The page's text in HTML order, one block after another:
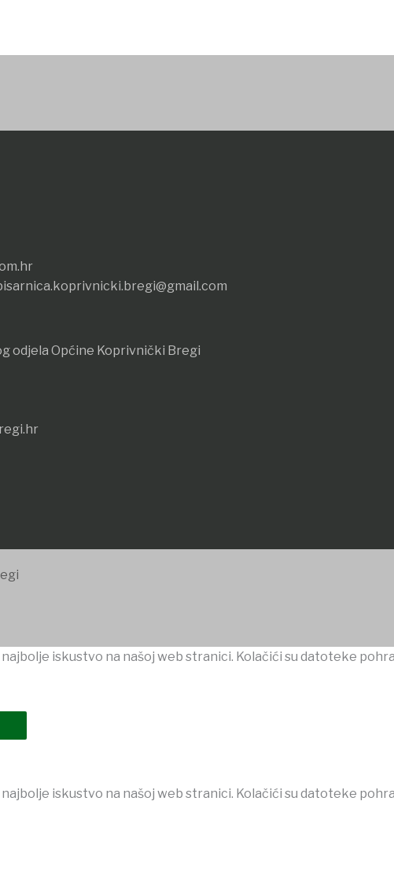
odjela Općine Koprivnički Bregi
iskustvo na našoj web stranici. Kolačići su datoteke
iskustvo na našoj web stranici. Kolačići su datoteke